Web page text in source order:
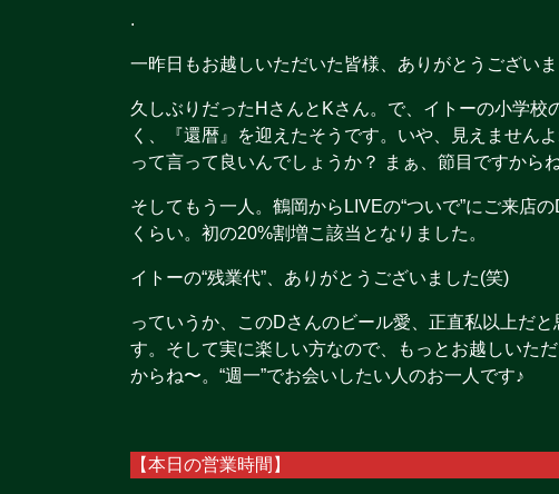
.
一昨日もお越しいただいた皆様、ありがとうございま
久しぶりだったHさんとKさん。で、イトーの小学校
く、『還暦』を迎えたそうです。いや、見えません
って言って良いんでしょうか？ まぁ、節目ですから
そしてもう一人。鶴岡からLIVEの“ついで”にご来店
くらい。初の20%割増こ該当となりました。
イトーの“残業代”、ありがとうございました(笑)
っていうか、このDさんのビール愛、正直私以上だ
す。そして実に楽しい方なので、もっとお越しいた
からね〜。“週一”でお会いしたい人のお一人です♪
【本日の営業時間】